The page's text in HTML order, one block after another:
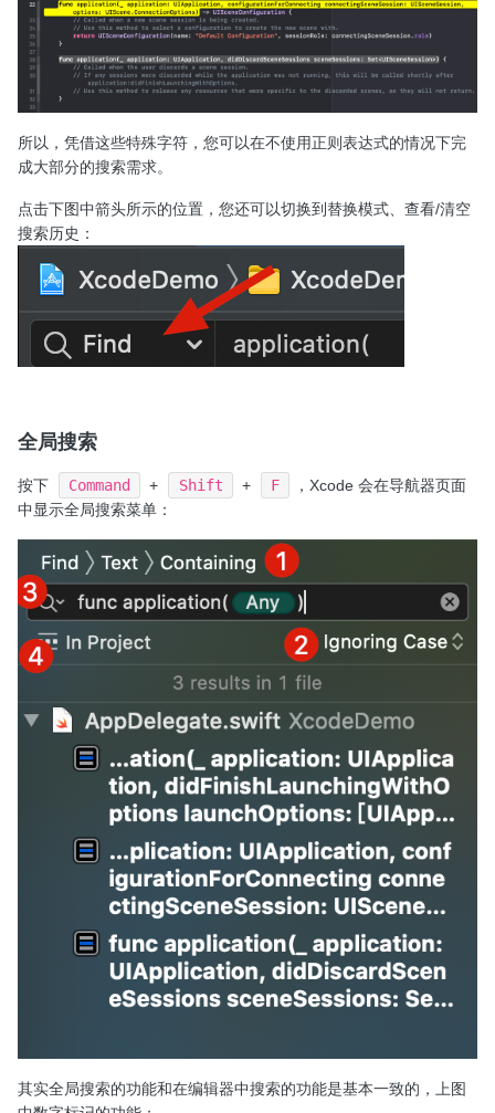
所以，凭借这些特殊字符，您可以在不使用正则表达式的情况下完
成大部分的搜索需求。
点击下图中箭头所示的位置，您还可以切换到替换模式、查看/清空
搜索历史：
全局搜索
按下 Command + Shift + F
，Xcode 会在导航器页面
中显示全局搜索菜单：
其实全局搜索的功能和在编辑器中搜索的功能是基本一致的，上图